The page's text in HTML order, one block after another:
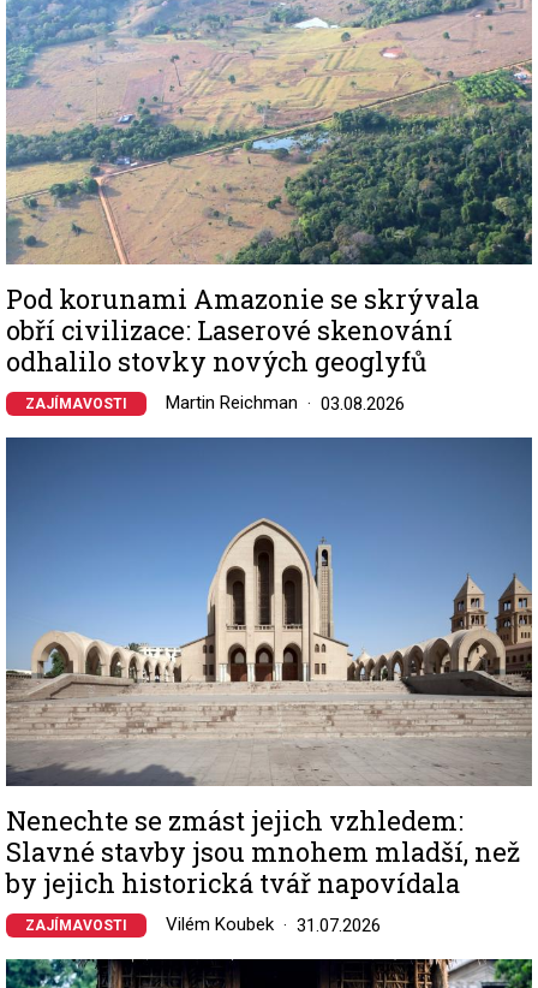
Pod korunami Amazonie se skrývala
obří civilizace: Laserové skenování
odhalilo stovky nových geoglyfů
ZAJÍMAVOSTI Martin Reichman 03.08.2026
Nenechte se zmást jejich vzhledem:
Slavné stavby jsou mnohem mladší, než
by jejich historická tvář napovídala
ZAJÍMAVOSTI Vilém Koubek 31.07.2026
Image